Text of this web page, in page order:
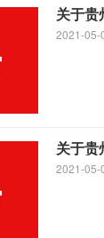
关于贵
2021-05-
关于贵
2021-05-